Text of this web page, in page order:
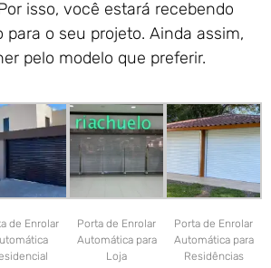
isso, você estará recebendo
o seu projeto. Ainda assim,
pelo modelo que preferir.
de Enrolar
Porta de Enrolar
Automática para
Loja
Porta de Enrolar
Automática para
Residências